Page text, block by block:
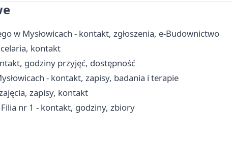
w Mysłowicach - kontakt, zgłoszenia, e-Budownictwo
kontakt
godziny przyjęć, dostępność
- kontakt, zapisy, badania i terapie
zapisy, kontakt
nr 1 - kontakt, godziny, zbiory